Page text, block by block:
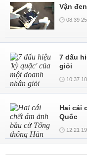
Vận
08:39
7 dấu
giỏi
10:37
Hai cái
Quốc
12:21